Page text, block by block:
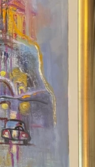
UUDESTAAN